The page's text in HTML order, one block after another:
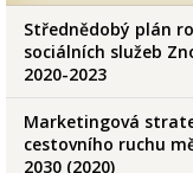
Střednědobý plán
sociálních služeb
2020-2023
Marketingová
cestovního ruchu
2030 (2020)